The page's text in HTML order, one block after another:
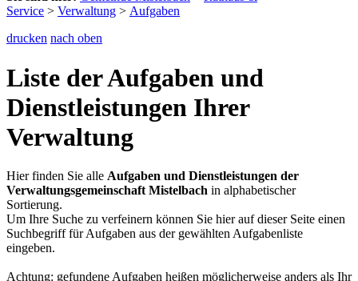
Service > Verwaltung > Aufgaben
drucken nach oben
Liste der Aufgaben und
Dienstleistungen Ihrer
Verwaltung
Hier finden Sie alle Aufgaben und Dienstleistungen der
Verwaltungsgemeinschaft Mistelbach in alphabetischer
Sortierung.
Um Ihre Suche zu verfeinern können Sie hier auf dieser Seite einen
Suchbegriff für Aufgaben aus der gewählten Aufgabenliste
eingeben.
Achtung: gefundene Aufgaben heißen möglicherweise anders als Ihr